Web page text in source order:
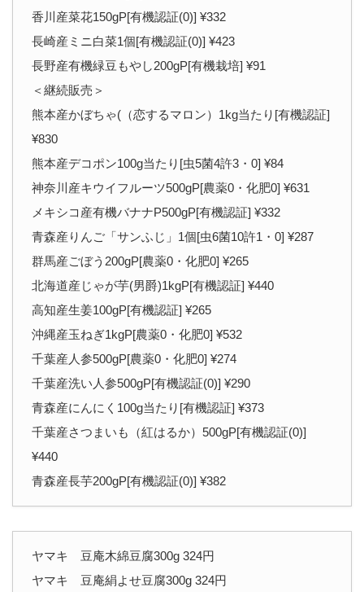
香川産菜花150gP[有機認証(0)] ¥332
長崎産ミニ白菜1個[有機認証(0)] ¥423
長野産有機緑豆もやし200gP[有機栽培] ¥91
＜継続販売＞
熊本産かぼちゃ(（恋するマロン）1kg当たり[有機認証]
¥830
熊本産デコポン100g当たり[虫5菌4許3・0] ¥84
神奈川産キウイフルーツ500gP[農薬0・化肥0] ¥631
メキシコ産有機バナナP500gP[有機認証] ¥332
青森産りんご「サンふじ」1個[虫6菌10許1・0] ¥287
群馬産ごぼう200gP[農薬0・化肥0] ¥265
北海道産じゃが芋(男爵)1kgP[有機認証] ¥440
高知産生姜100gP[有機認証] ¥265
沖縄産玉ねぎ1kgP[農薬0・化肥0] ¥532
千葉産人参500gP[農薬0・化肥0] ¥274
千葉産洗い人参500gP[有機認証(0)] ¥290
青森産にんにく100g当たり[有機認証] ¥373
千葉産さつまいも（紅はるか）500gP[有機認証(0)]
¥440
青森産長芋200gP[有機認証(0)] ¥382
ヤマキ 豆庵木綿豆腐300g 324円
ヤマキ 豆庵絹よせ豆腐300g 324円